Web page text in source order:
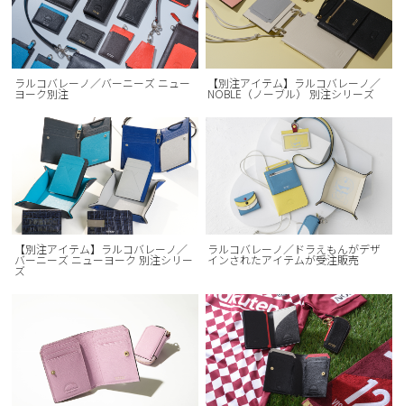
ラルコバレーノ／バーニーズ ニュー
ヨーク別注
【別注アイテム】ラルコバレーノ／
NOBLE（ノーブル） 別注シリーズ
【別注アイテム】ラルコバレーノ／
バーニーズ ニューヨーク 別注シリー
ズ
ラルコバレーノ／ドラえもんがデザ
インされたアイテムが受注販売